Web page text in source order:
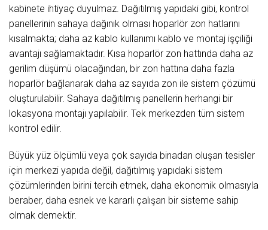
kabinete ihtiyaç duyulmaz. Dağıtılmış yapıdaki gibi, kontrol
panellerinin sahaya dağınık olması hoparlör zon hatlarını
kısalmakta; daha az kablo kullanımı kablo ve montaj işçiliği
avantajı sağlamaktadır. Kısa hoparlör zon hattında daha az
gerilim düşümü olacağından, bir zon hattına daha fazla
hoparlör bağlanarak daha az sayıda zon ile sistem çözümü
oluşturulabilir. Sahaya dağıtılmış panellerin herhangi bir
lokasyona montajı yapılabilir. Tek merkezden tüm sistem
kontrol edilir.
Büyük yüz ölçümlü veya çok sayıda binadan oluşan tesisler
için merkezi yapıda değil, dağıtılmış yapıdaki sistem
çözümlerinden birini tercih etmek, daha ekonomik olmasıyla
beraber, daha esnek ve kararlı çalışan bir sisteme sahip
olmak demektir.